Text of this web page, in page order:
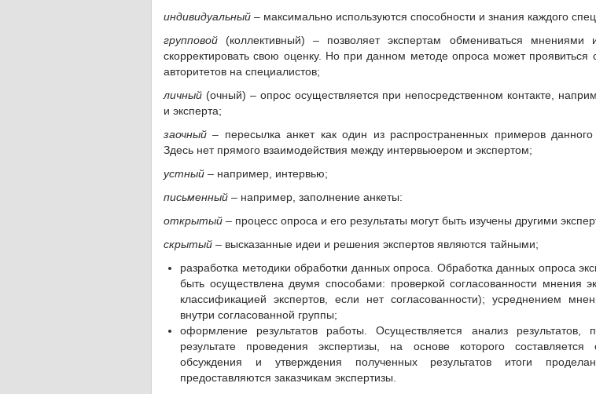
индивидуальный – максимально используются способности и знания каждого
групповой (коллективный) – позволяет экспертам обмениваться
скорректировать свою оценку. Но при данном методе опроса может проявиться
авторитетов на специалистов;
личный (очный) – опрос осуществляется при непосредственном контакте,
и эксперта;
заочный – пересылка анкет как один из распространенных примеров данного
Здесь нет прямого взаимодействия между интервьюером и экспертом;
устный – например, интервью;
письменный – например, заполнение анкеты:
открытый – процесс опроса и его результаты могут быть изучены другими
скрытый – высказанные идеи и решения экспертов являются тайными;
разработка методики обработки данных опроса. Обработка данных опроса
быть осуществлена двумя способами: проверкой согласованности мнения
классификацией экспертов, если нет согласованности); усреднением
внутри согласованной группы;
оформление результатов работы. Осуществляется анализ результатов,
результате проведения экспертизы, на основе которого составляется
обсуждения и утверждения полученных результатов итоги
предоставляются заказчикам экспертизы.